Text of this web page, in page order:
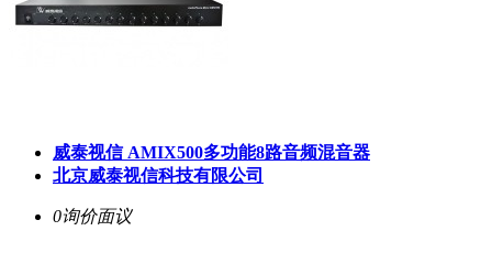
威泰视信 AMIX500多功能8路音频混音器
北京威泰视信科技有限公司
0询价面议